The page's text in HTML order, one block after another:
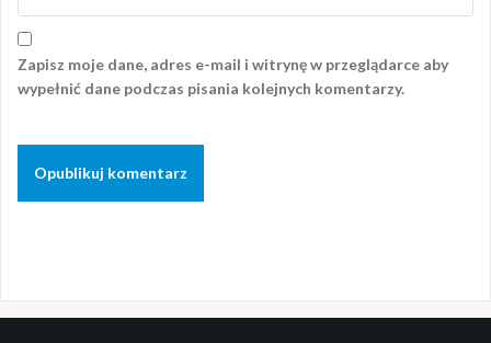
Zapisz moje dane, adres e-mail i witrynę w przeglądarce aby
wypełnić dane podczas pisania kolejnych komentarzy.